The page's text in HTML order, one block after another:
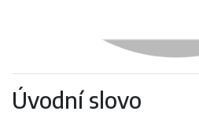
Úvodní slovo